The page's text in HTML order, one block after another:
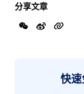
分享文章
快速